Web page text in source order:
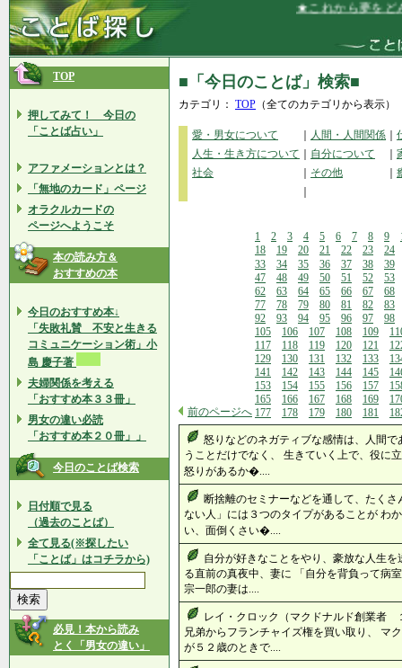
★これから夢をどんど
TOP
押してみて！ 今日の
「ことば占い」
アファメーションとは？
「無地のカード」ページ
オラクルカードの
ページへようこそ
本の読み方＆
おすすめの本
今日のおすすめ本↓
「失敗礼賛 不安と生きる
コミュニケーション術」小
島 慶子著
夫婦関係を考える
「おすすめ本３３冊」
男女の違い必読
「おすすめ本２０冊」」
今日のことば検索
日付順で見る
（過去のことば）
全て見る(※探したい
「ことば」はコチラから)
必見！本から読み
とく「男女の違い」
■「今日のことば」検索■
カテゴリ： TOP （全てのカテゴリから表示）
愛・男女について 人間・人間関係
人生・生き方について
自分について
社会
その他
前のページへ
1 2 3 4 5 6 7 8 9
18
19 20 21 22 23
24
33
34 35 36 37 38
39
47
48 49 50 51 52
53
62
63 64 65 66 67
68
77
78 79 80 81 82
83
92
93 94 95 96 97
98
105
106 107 108 109
117
118 119 120 121
129
130 131 132 133
141
142 143 144 145
153
154 155 156 157
165
166 167 168 169
177
178 179 180 181
怒りなどのネガティブな感情は、人間
うことだけでなく、 生きていく上で、役に
怒りがあるか�....
断捨離のセミナーなどを通して、たく
ない人」には３つのタイプがあることが わ
い、面倒くさい�....
自分が好きなことをやり、豪放な人生
る直前の真夜中、妻に 「自分を背負って病
宗一郎の妻は....
レイ・クロック（マクドナルド創業者
兄弟からフランチャイズ権を買い取り、 マ
が５２歳のときで....